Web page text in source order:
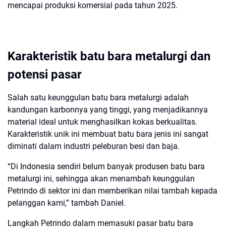
mencapai produksi komersial pada tahun 2025.
Karakteristik batu bara metalurgi dan
potensi pasar
Salah satu keunggulan batu bara metalurgi adalah
kandungan karbonnya yang tinggi, yang menjadikannya
material ideal untuk menghasilkan kokas berkualitas.
Karakteristik unik ini membuat batu bara jenis ini sangat
diminati dalam industri peleburan besi dan baja.
“Di Indonesia sendiri belum banyak produsen batu bara
metalurgi ini, sehingga akan menambah keunggulan
Petrindo di sektor ini dan memberikan nilai tambah kepada
pelanggan kami,” tambah Daniel.
Langkah Petrindo dalam memasuki pasar batu bara